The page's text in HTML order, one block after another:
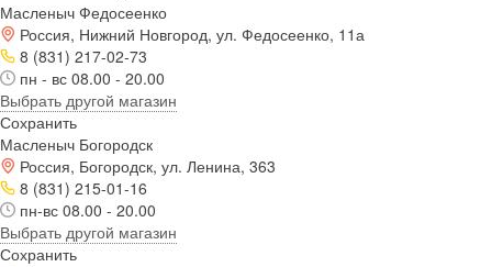
Масленыч Федосеенко
Россия, Нижний Новгород, ул. Федосеенко, 11а
8 (831) 217-02-73
пн - вс 08.00 - 20.00
Выбрать другой магазин
Сохранить
Масленыч Богородск
Россия, Богородск, ул. Ленина, 363
8 (831) 215-01-16
пн-вс 08.00 - 20.00
Выбрать другой магазин
Сохранить